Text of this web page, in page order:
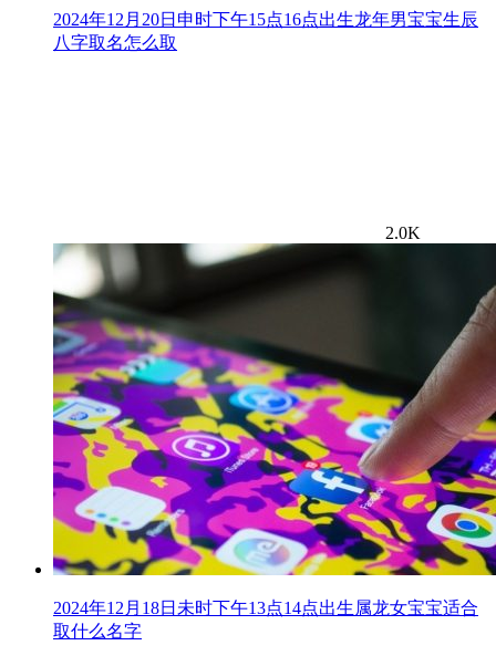
2024年12月20日申时下午15点16点出生龙年男宝宝生辰
八字取名怎么取
2.0K
2024年12月18日未时下午13点14点出生属龙女宝宝适合
取什么名字